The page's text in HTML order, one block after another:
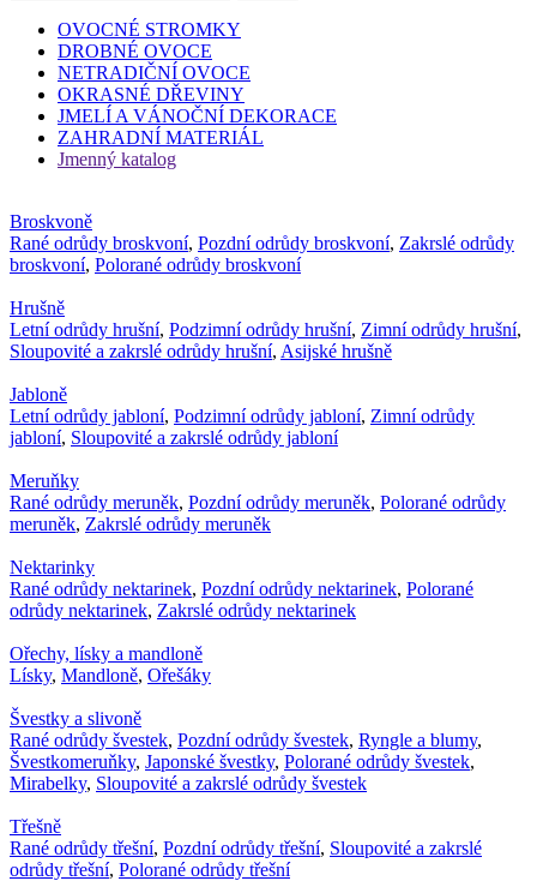
OVOCNÉ STROMKY
DROBNÉ OVOCE
NETRADIČNÍ OVOCE
OKRASNÉ DŘEVINY
JMELÍ A VÁNOČNÍ DEKORACE
ZAHRADNÍ MATERIÁL
Jmenný katalog
Broskvoně
Rané odrůdy broskvoní, Pozdní odrůdy broskvoní, Zakrslé odrůdy
broskvoní, Polorané odrůdy broskvoní
Hrušně
Letní odrůdy hrušní, Podzimní odrůdy hrušní, Zimní odrůdy hrušní,
Sloupovité a zakrslé odrůdy hrušní, Asijské hrušně
Jabloně
Letní odrůdy jabloní, Podzimní odrůdy jabloní, Zimní odrůdy
jabloní, Sloupovité a zakrslé odrůdy jabloní
Meruňky
Rané odrůdy meruněk, Pozdní odrůdy meruněk, Polorané odrůdy
meruněk, Zakrslé odrůdy meruněk
Nektarinky
Rané odrůdy nektarinek, Pozdní odrůdy nektarinek, Polorané
odrůdy nektarinek, Zakrslé odrůdy nektarinek
Ořechy, lísky a mandloně
Lísky, Mandloně, Ořešáky
Švestky a slivoně
Rané odrůdy švestek, Pozdní odrůdy švestek, Ryngle a blumy,
Švestkomeruňky, Japonské švestky, Polorané odrůdy švestek,
Mirabelky, Sloupovité a zakrslé odrůdy švestek
Třešně
Rané odrůdy třešní, Pozdní odrůdy třešní, Sloupovité a zakrslé
odrůdy třešní, Polorané odrůdy třešní